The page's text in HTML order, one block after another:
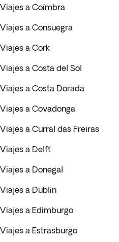
Viajes a Coímbra
Viajes a Consuegra
Viajes a Cork
Viajes a Costa del Sol
Viajes a Costa Dorada
Viajes a Covadonga
Viajes a Curral das Freiras
Viajes a Delft
Viajes a Donegal
Viajes a Dublín
Viajes a Edimburgo
Viajes a Estrasburgo